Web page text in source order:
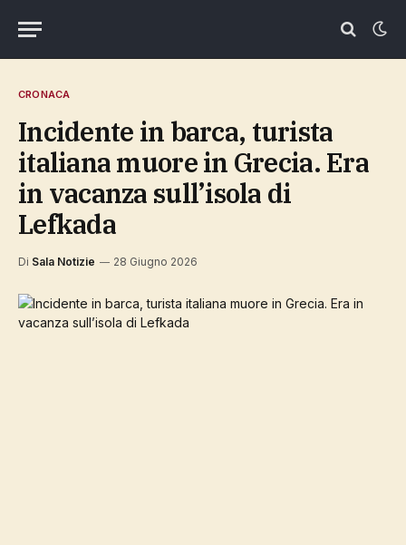
CRONACA
Incidente in barca, turista
italiana muore in Grecia. Era
in vacanza sull’isola di
Lefkada
Di Sala Notizie 28 Giugno 2026